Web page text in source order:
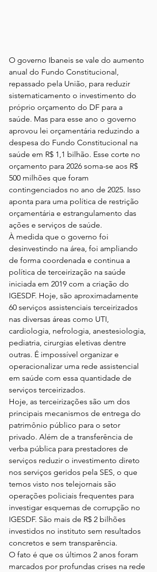
O governo Ibaneis se vale do aumento
anual do Fundo Constitucional,
repassado pela União, para reduzir
sistematicamento o investimento do
próprio orçamento do DF para a
saúde. Mas para esse ano o governo
aprovou lei orçamentária reduzindo a
despesa do Fundo Constitucional na
saúde em R$ 1,1 bilhão. Esse corte no
orçamento para 2026 soma-se aos R$
500 milhões que foram
contingenciados no ano de 2025. Isso
aponta para uma política de restrição
orçamentária e estrangulamento das
ações e serviços de saúde.
À medida que o governo foi
desinvestindo na área, foi ampliando
de forma coordenada e continua a
política de terceirização na saúde
iniciada em 2019 com a criação do
IGESDF. Hoje, são aproximadamente
60 serviços assistenciais terceirizados
nas diversas áreas como UTI,
cardiologia, nefrologia, anestesiologia,
pediatria, cirurgias eletivas dentre
outras. É impossível organizar e
operacionalizar uma rede assistencial
em saúde com essa quantidade de
serviços terceirizados.
Hoje, as terceirizações são um dos
principais mecanismos de entrega do
patrimônio público para o setor
privado. Além de a transferência de
verba pública para prestadores de
serviços reduzir o investimento direto
nos serviços geridos pela SES, o que
temos visto nos telejornais são
operações policiais frequentes para
investigar esquemas de corrupção no
IGESDF. São mais de R$ 2 bilhões
investidos no instituto sem resultados
concretos e sem transparência.
O fato é que os últimos 2 anos foram
marcados por profundas crises na rede